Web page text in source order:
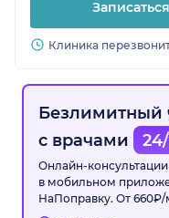
Клиника
Безлимитный
с врачами
Онлайн-
в мобильном
НаПоправку. От 660₽/